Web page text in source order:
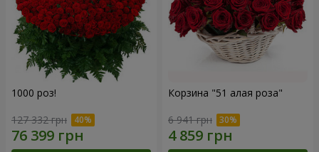
1000 роз!
127 332 грн
Корзина "51 алая роза"
6 941 грн